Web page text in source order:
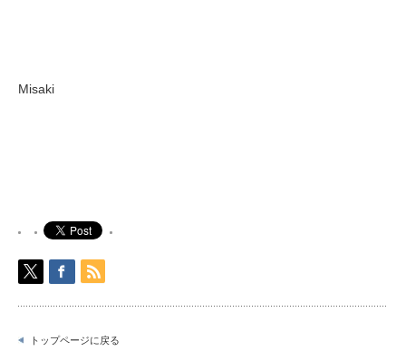
Misaki
トップページに戻る